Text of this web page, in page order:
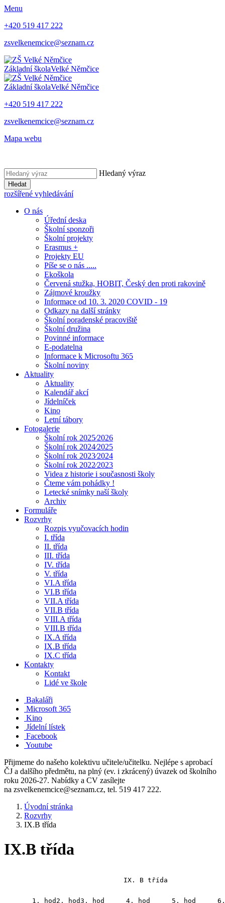
Menu
+420 519 417 222
zsvelkenemcice@seznam.cz
Základní školaVelké Němčice
Základní školaVelké Němčice
+420 519 417 222
zsvelkenemcice@seznam.cz
Mapa webu
Hledaný výraz
Hledat
rozšířené vyhledávání
O nás
Úřední deska
Školní sponzoři
Školní projekty
Erasmus +
Projekty EU
Píše se o nás .....
Ekoškola
Červená stužka, HOBIT, Český den proti rakovině
Zájmové kroužky
Informace od 10. 3. 2020 COVID - 19
Odkazy na další stránky
Školní poradenské pracoviště
Školní družina
Povinné informace
E-podatelna
Informace k Microsoftu 365
Školní noviny
Aktuality
Aktuality
Kalendář akcí
Jídelníček
Kino
Letní tábory
Fotogalerie
Školní rok 2025⁄2026
Školní rok 2024⁄2025
Školní rok 2023⁄2024
Školní rok 2022⁄2023
Videa z historie i současnosti školy
Čteme vám pohádky !
Letecké snímky naší školy
Archiv
Formuláře
Rozvrhy
Rozpis vyučovacích hodin
I. třída
II. třída
III. třída
IV. třída
V. třída
VI.A třída
VI.B třída
VII.A třída
VII.B třída
VIII.A třída
VIII.B třída
IX.A třída
IX.B třída
IX.C třída
Kontakty
Kontakt
Lidé ve škole
Bakaláři
Microsoft 365
Kino
Jídelní lístek
Facebook
Youtube
Přijmeme do našeho kolektivu učitele/učitelku. Nejlépe s aprobací
ČJ a dalšího předmětu, na plný (ev. i zkrácený) úvazek od školního
roku 2026-27. Nabídky a CV zasílejte
na zsvelkenemcice@seznam.cz, tel. 519 417 222.
Úvodní stránka
Rozvrhy
IX.B třída
IX.B třída
IX. B třída
1. hod 2. hod3. hod 4. hod 5. hod